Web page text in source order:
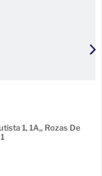
1, 1A,, Rozas De